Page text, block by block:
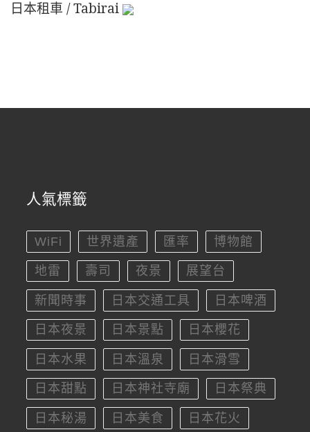
日本租車 / Tabirai
人氣標籤
WiFi 世界遺產 匯率 博物館
地雷 壽司 夜景 展望台
新聞時事 日本交通工具 日本啤酒
日本夜景 日本景點 日本櫻花
日本水果 日本溫泉 日本滑雪
日本甜點 日本神社寺廟 日本祭典
日本秘湯 日本美食 日本花火